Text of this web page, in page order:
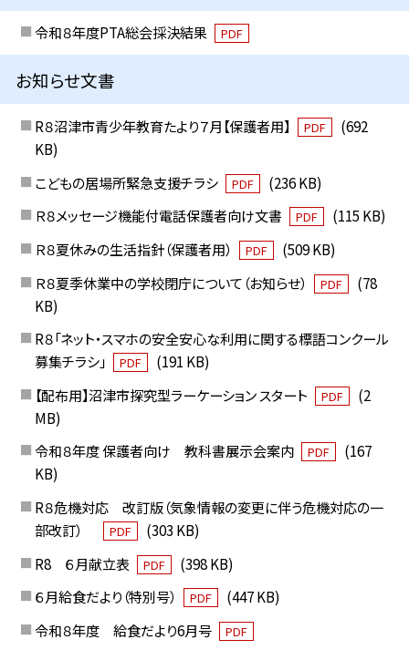
令和８年度PTA総会採決結果 PDF
お知らせ文書
R８沼津市青少年教育たより７月【保護者用】 PDF
(692
KB)
こどもの居場所緊急支援チラシ
PDF
(236 KB)
Ｒ８メッセージ機能付電話保護者向け文書
PDF
(115 KB)
Ｒ８夏休みの生活指針（保護者用）
PDF
(509 KB)
Ｒ８夏季休業中の学校閉庁について（お知らせ）
PDF
(78
KB)
R８「ネット・スマホの安全安心な利用に関する標語コンクール
募集チラシ」
PDF
(191 KB)
【配布用】沼津市探究型ラーケーション スタート
PDF
(2
MB)
令和８年度 保護者向け 教科書展示会案内
PDF
(167
KB)
R８危機対応 改訂版（気象情報の変更に伴う危機対応の一
部改訂）
PDF
(303 KB)
R8 ６月献立表
PDF
(398 KB)
６月給食だより（特別号）
PDF
(447 KB)
令和８年度 給食だより6月号
PDF